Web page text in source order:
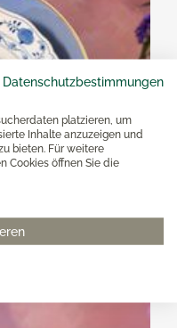
Datenschutzbestimmungen
platzieren, um
Inhalte anzuzeigen und
bieten. Für weitere
Cookies öffnen Sie die